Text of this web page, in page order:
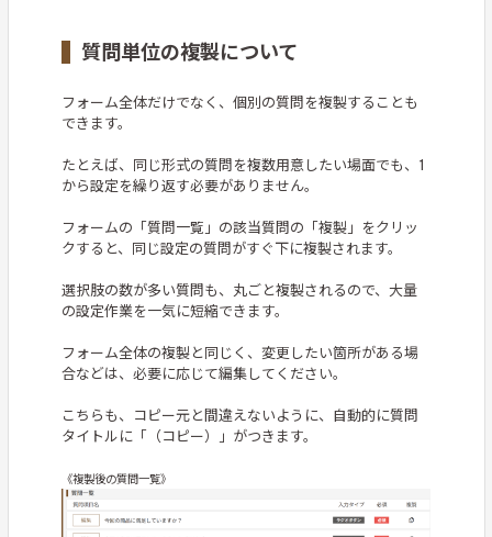
質問単位の複製について
フォーム全体だけでなく、個別の質問を複製することも
できます。
たとえば、同じ形式の質問を複数用意したい場面でも、1
から設定を繰り返す必要がありません。
フォームの「質問一覧」の該当質問の「複製」をクリッ
クすると、同じ設定の質問がすぐ下に複製されます。
選択肢の数が多い質問も、丸ごと複製されるので、大量
の設定作業を一気に短縮できます。
フォーム全体の複製と同じく、変更したい箇所がある場
合などは、必要に応じて編集してください。
こちらも、コピー元と間違えないように、自動的に質問
タイトルに「（コピー）」がつきます。
《複製後の質問一覧》